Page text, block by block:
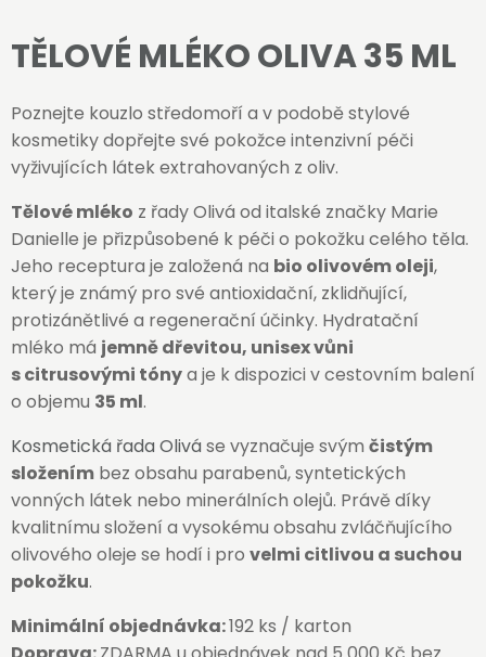
TĚLOVÉ MLÉKO OLIVA 35 ML
Poznejte kouzlo středomoří a v podobě stylové
kosmetiky dopřejte své pokožce intenzivní péči
vyživujících látek extrahovaných z oliv.
Tělové mléko z řady Olivá od italské značky Marie
Danielle je přizpůsobené k péči o pokožku celého těla.
Jeho receptura je založená na bio olivovém oleji,
který je známý pro své antioxidační, zklidňující,
protizánětlivé a regenerační účinky. Hydratační
mléko má jemně dřevitou, unisex vůni
s citrusovými tónya je k dispozici v cestovním balení
o objemu 35 ml.
Kosmetická řada Olivá se vyznačuje svým čistým
složením bez obsahu parabenů, syntetických
vonných látek nebo minerálních olejů. Právě díky
kvalitnímu složení a vysokému obsahu zvláčňujícího
olivového oleje se hodí i pro velmi citlivou a suchou
pokožku.
Minimální objednávka:192 ks / karton